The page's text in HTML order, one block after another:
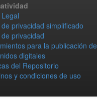
privacidad simplificado
privacidad
para la publicación de
digitales
del Repositorio
y condiciones de uso